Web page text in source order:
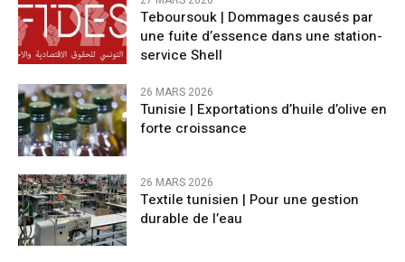
Teboursouk | Dommages causés par
une fuite d’essence dans une station-
service Shell
26 MARS 2026
Tunisie | Exportations d’huile d’olive en
forte croissance
26 MARS 2026
Textile tunisien | Pour une gestion
durable de l’eau